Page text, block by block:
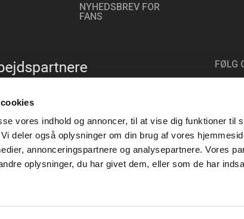
vores indhold og annoncer, til at vise dig funktioner til
deler også oplysninger om din brug af vores
annonceringspartnere og analysepartnere. Vores
oplysninger, du har givet dem, eller som de har
NYHEDSBREV FOR
FANS
FØLG